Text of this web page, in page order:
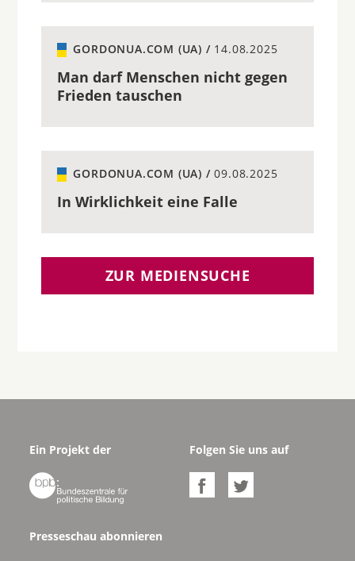
GORDONUA.COM (UA) / 14.08.2025
Man darf Menschen nicht gegen
Frieden tauschen
GORDONUA.COM (UA) /09.08.2025
In Wirklichkeit eine Falle
ZUR MEDIENSUCHE
Ein Projekt der

Folgen Sie uns auf
 
Presseschau abonnieren